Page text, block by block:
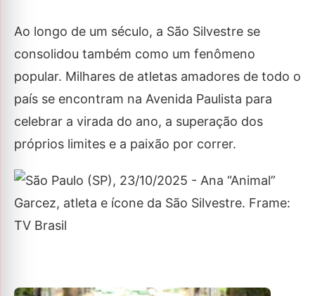
Ao longo de um século, a São Silvestre se
consolidou também como um fenômeno
popular. Milhares de atletas amadores de todo o
país se encontram na Avenida Paulista para
celebrar a virada do ano, a superação dos
próprios limites e a paixão por correr.